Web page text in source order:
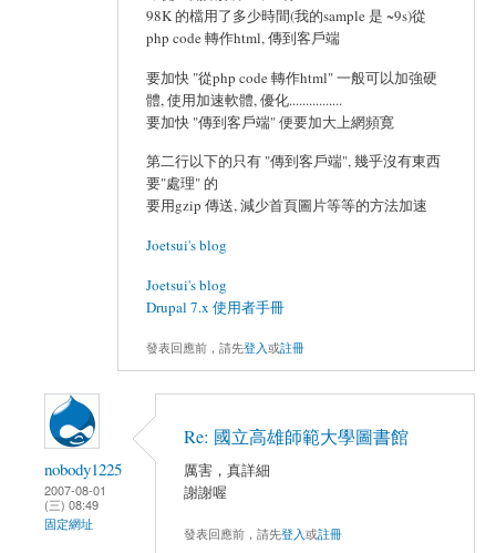
98K 的檔用了多少時間(我的sample 是 ~9s)從
php code 轉作html, 傳到客戶端
要加快 "從php code 轉作html" 一般可以加強硬
體, 使用加速軟體, 優化................
要加快 "傳到客戶端" 便要加大上網頻寛
第二行以下的只有 "傳到客戶端", 幾乎沒有東西
要"處理" 的
要用gzip 傳送, 減少首頁圖片等等的方法加速
Joetsui's blog
Joetsui's blog
Drupal 7.x 使用者手冊
發表回應前，請先登入或註冊
nobody1225
2007-08-01
(三) 08:49
固定網址
Re: 國立高雄師範大學圖書館
厲害，真詳細
謝謝喔
發表回應前，請先登入或註冊